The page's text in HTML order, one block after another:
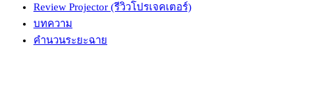
Review Projector (รีวิวโปรเจคเตอร์)
บทความ
คำนวนระยะฉาย